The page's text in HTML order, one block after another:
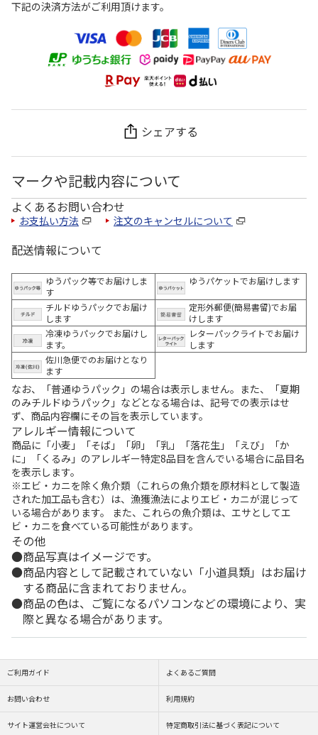
下記の決済方法がご利用頂けます。
シェアする
マークや記載内容について
よくあるお問い合わせ
お支払い方法 注文のキャンセルについて
配送情報について
ゆうパック等でお届けしま
す
ゆうパケットでお届けします
チルドゆうパックでお届け
します
定形外郵便(簡易書留)でお届
けします
冷凍ゆうパックでお届けし
ます。
レターパックライトでお届け
します
佐川急便でのお届けとなり
ます
なお、「普通ゆうパック」の場合は表示しません。また、「夏期
のみチルドゆうパック」などとなる場合は、記号での表示はせ
ず、商品内容欄にその旨を表示しています。
アレルギー情報について
商品に「小麦」「そば」「卵」「乳」「落花生」「えび」「か
に」「くるみ」のアレルギー特定8品目を含んでいる場合に品目名
を表示します。
※エビ・カニを除く魚介類（これらの魚介類を原材料として製造
された加工品も含む）は、漁獲漁法によりエビ・カニが混じって
いる場合があります。 また、これらの魚介類は、エサとしてエ
ビ・カニを食べている可能性があります。
その他
商品写真はイメージです。
商品内容として記載されていない「小道具類」はお届け
する商品に含まれておりません。
商品の色は、ご覧になるパソコンなどの環境により、実
際と異なる場合があります。
ご利用ガイド よくあるご質問
お問い合わせ 利用規約
サイト運営会社について 特定商取引法に基づく表記について